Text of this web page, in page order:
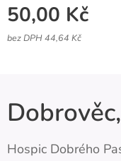
50,00 Kč
bez DPH 44,64 Kč
Hospic Dobrého